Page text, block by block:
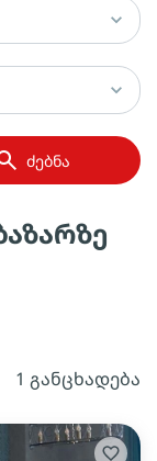
ძებნა
1 განცხადება